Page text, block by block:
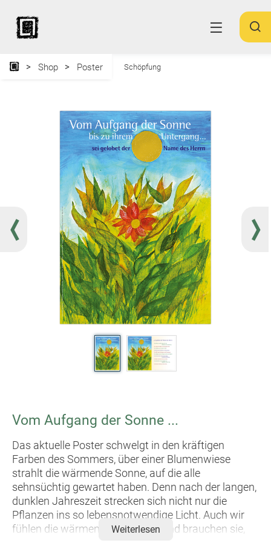
Shop Poster Schöpfung
Vom Aufgang der Sonne ...
Das aktuelle Poster schwelgt in den kräftigen
Farben des Sommers, über einer Blumenwiese
strahlt die wärmende Sonne, auf die alle
sehnsüchtig gewartet haben. Denn nach der langen,
dunklen Jahreszeit strecken sich nicht nur die
Pflanzen ins so lebensnotwendige Licht. Auch wir
fühlen die wärmenden Strahlen und brauchen sie,
Weiterlesen